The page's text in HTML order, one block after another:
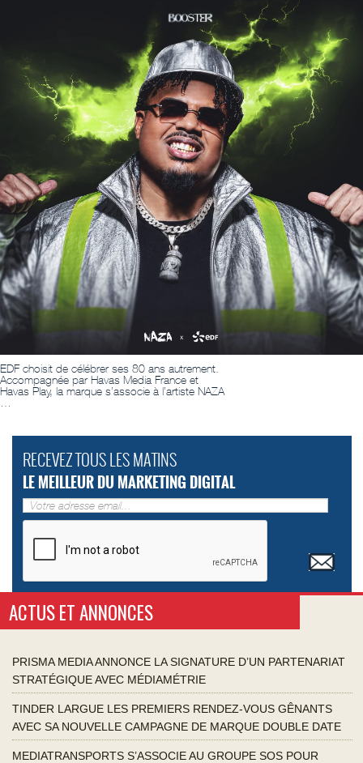
EDF choisit de célébrer ses 80 ans autrement.
Accompagnée par Havas Media France et
Havas Play, la marque s’associe à l’artiste NAZA
…
RECEVEZ TOUS LES MATINS
LE MEILLEUR DU MARKETING DIGITAL
ACTUS ET ANNONCES
PRISMA MEDIA ANNONCE LA SIGNATURE D’UN PARTENARIAT
STRATÉGIQUE AVEC MÉDIAMÉTRIE
TINDER LARGUE LES PREMIERS RENDEZ-VOUS GÊNANTS
AVEC SA NOUVELLE CAMPAGNE DE MARQUE DOUBLE DATE
MEDIATRANSPORTS S’ASSOCIE AU GROUPE SOS POUR